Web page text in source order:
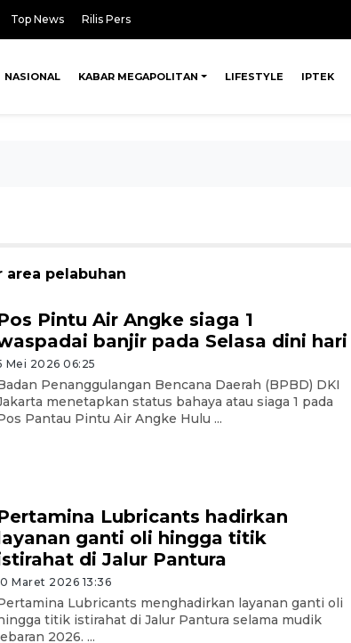
Top News Rilis Pers
NASIONAL KABAR MEGAPOLITAN LIFESTYLE IPTEK
pelabuhan
Pintu Air Angke siaga 1
banjir pada Selasa dini hari
Mei 2026 06:25
Penanggulangan Bencana Daerah (BPBD) DKI
menetapkan status bahaya atau siaga 1 pada
Pantau Pintu Air Angke Hulu ...
Lubricants hadirkan
ganti oli hingga titik
di Jalur Pantura
Maret 2026 13:36
Lubricants menghadirkan layanan ganti oli
titik istirahat di Jalur Pantura selama mudik
2026. ...